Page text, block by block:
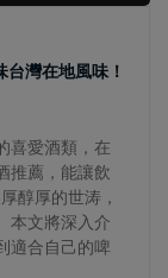
灣在地風味！
喜愛酒類，在
推薦，能讓飲
醇厚的世涛，
本文將深入介
適合自己的啤